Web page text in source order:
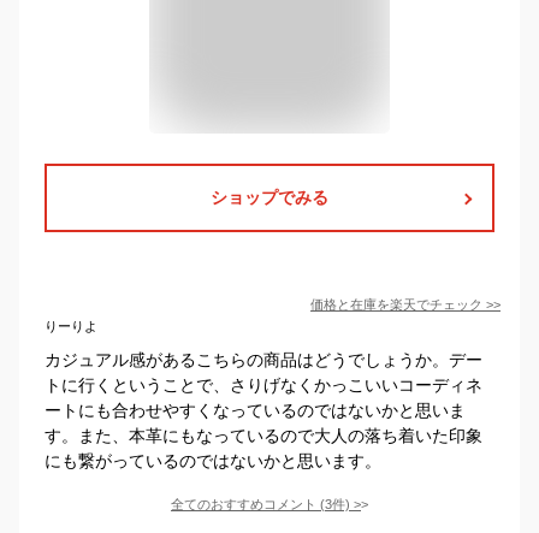
ショップでみる
価格と在庫を楽天でチェック >>
りーりよ
カジュアル感があるこちらの商品はどうでしょうか。デー
トに行くということで、さりげなくかっこいいコーディネ
ートにも合わせやすくなっているのではないかと思いま
す。また、本革にもなっているので大人の落ち着いた印象
にも繋がっているのではないかと思います。
全てのおすすめコメント (3件) >